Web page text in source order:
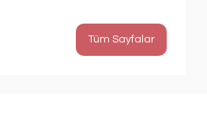
Tüm Sayfalar